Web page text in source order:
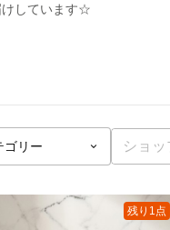
けしています☆
残り1点